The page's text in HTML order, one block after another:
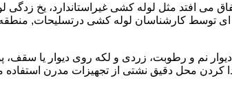
می افتد مثل لوله کشی غیراستاندارد، یخ زدگی
کارشناسان لوله کشی درتسلیحات,
نم و رطوبت، زردی و لکه روی دیوار یا
کردن محل دقیق نشتی از تجهیزات مدرن